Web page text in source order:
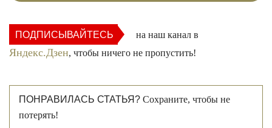
ПОДПИСЫВАЙТЕСЬ на наш канал в
Яндекс.Дзен, чтобы ничего не пропустить!
ПОНРАВИЛАСЬ СТАТЬЯ? Сохраните, чтобы не
потерять!